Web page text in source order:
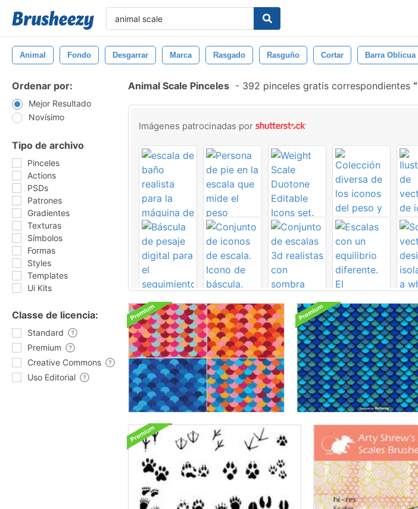
Animal Fondo Desgarrar Marca Rasgado Rasguño Cortar Barra Oblicua
Ordenar por:
Mejor Resultado
Novísimo
Tipo de archivo
Pinceles
Actions
PSDs
Patrones
Gradientes
Texturas
Símbolos
Formas
Styles
Templates
Ui Kits
Classe de licencia:
Standard
Premium
Creative Commons
Uso Editorial
Animal Scale Pinceles - 392 pinceles gratis correspondientes
Imágenes patrocinadas por